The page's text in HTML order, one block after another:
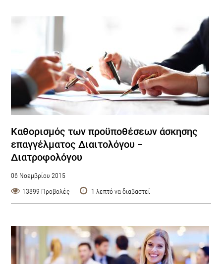
Καθορισμός των προϋποθέσεων άσκησης
επαγγέλματος Διαιτολόγου −
Διατροφολόγου
06 Νοεμβρίου 2015
13899 Προβολές
1 λεπτό να διαβαστεί